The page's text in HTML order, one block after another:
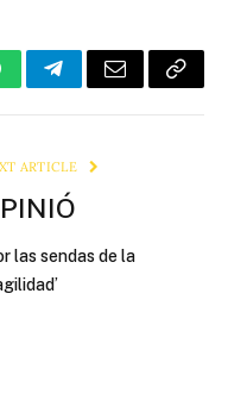
TelegramEmail Copy
ARTICLE
las sendas de la